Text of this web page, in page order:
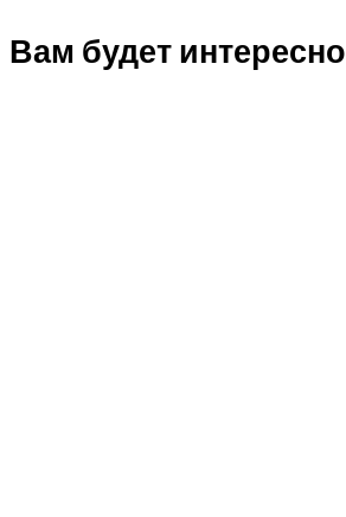
Вам будет интересно